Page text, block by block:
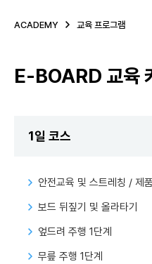
ACADEMY 교육 프로그램
E-BOARD 교육
1일 코스
안전교육 및 스트레칭 / 제
보드 뒤짚기 및 올라타기
엎드려 주행 1단계
무릎 주행 1단계